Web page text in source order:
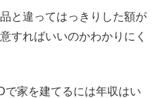
と違ってはっきりした額が
すればいいのかわかりにく
で家を建てるには年収はい